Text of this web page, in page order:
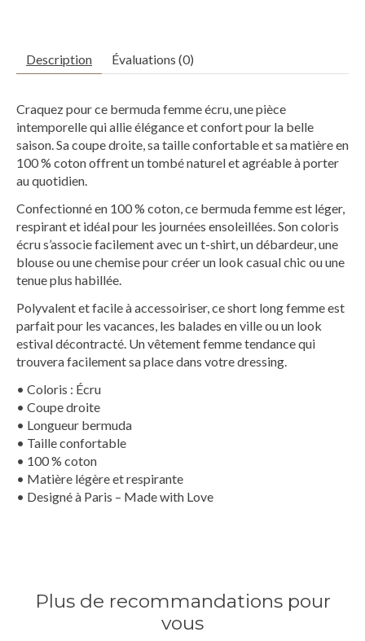
Description Évaluations (0)
Craquez pour ce bermuda femme écru, une pièce
intemporelle qui allie élégance et confort pour la belle
saison. Sacoupe droite, sataille confortableet sa matière en
100 % cotonoffrent un tombé naturel et agréable à porter
au quotidien.
Confectionné en 100 % coton, ce bermuda femmeest léger,
respirant et idéal pour les journées ensoleillées. Son coloris
écrus’associe facilement avec un t-shirt, un débardeur, une
blouse ou une chemise pour créer un look casual chic ou une
tenue plus habillée.
Polyvalent et facile à accessoiriser, ceshort long femmeest
parfait pour les vacances, les balades en ville ou un look
estival décontracté. Unvêtement femme tendancequi
trouvera facilement sa place dans votre dressing.
• Coloris : Écru
• Coupe droite
• Longueur bermuda
• Taille confortable
• 100 % coton
• Matière légère et respirante
• Designé à Paris – Made with Love
Plus de recommandations pour
vous